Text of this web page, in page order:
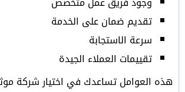
تقديم ضمان على الخدمة
سرعة الاستجابة
تقييمات العملاء الجيدة
هذه العوامل تساعدك في اختيار شركة